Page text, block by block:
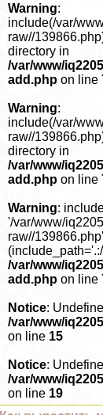
Warning:
include(/var/
raw//
directory in
/var/www/
add.php on line
Warning:
include(/var/
raw//
directory in
/var/www/
add.php on line
Warning:
'/var/www/
raw//
/var/www/
add.php on line
Notice:
/var/www/
on line 15
Notice:
/var/www/
on line 19